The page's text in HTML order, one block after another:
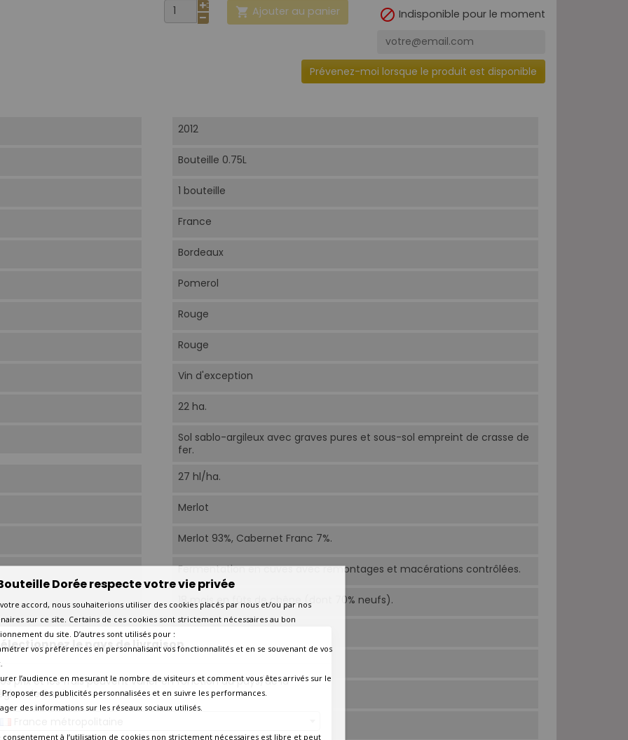
le pays de livraison
prix et les frais peuvent varier en fonction du pays/de la
de livraison.
 Ajouter au panier  Indisponible pour le moment
Prévenez-moi lorsque le produit est disponible
2012
Bouteille 0.75L
1 bouteille
France
Bordeaux
Pomerol
Rouge
Rouge
Vin d'exception
22 ha.
Sol sablo-argileux avec graves pures et sous-sol empreint de crasse de
fer.
27 hl/ha.
Merlot
Merlot 93%, Cabernet Franc 7%.
Fermentation en cuves avec remontages et macérations contrôlées.
18 mois en fûts de chêne (dont 70% neufs).
2040
Dorée respecte votre vie privée
accord, nous souhaiterions utiliser des cookies placés par nous et/ou par nos
sur ce site. Certains de ces cookies sont strictement nécessaires au bon
du site. D’autres sont utilisés pour :
vos préférences en personnalisant vos fonctionnalités et en se souvenant de vos
l’audience en mesurant le nombre de visiteurs et comment vous êtes arrivés sur le
Proposer des publicités personnalisées et en suivre les performances.
des informations sur les réseaux sociaux utilisés.
consentement à l’utilisation de cookies non strictement nécessaires est libre et peut